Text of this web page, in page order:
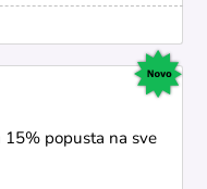
15% popusta na sve